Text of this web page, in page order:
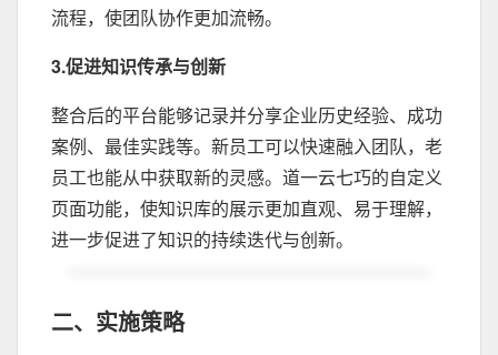
流程，使团队协作更加流畅。
3.促进知识传承与创新
整合后的平台能够记录并分享企业历史经验、成功
案例、最佳实践等。新员工可以快速融入团队，老
员工也能从中获取新的灵感。道一云七巧的自定义
页面功能，使知识库的展示更加直观、易于理解，
进一步促进了知识的持续迭代与创新。
二、实施策略